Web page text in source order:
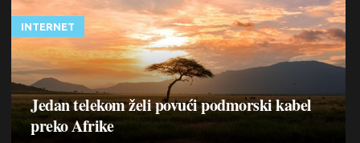
INTERNET
Jedan telekom želi povući podmorski kabel
preko Afrike